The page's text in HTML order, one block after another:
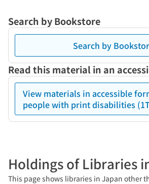
Search by Bookstore
Search by
Read this material in an
View materials in accessible
people with print disabilities
Holdings of Libraries
This page shows libraries in Japan other